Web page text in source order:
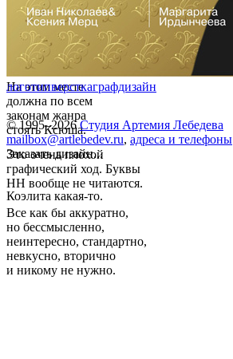
На этом месте
должна по всем
законам жанра
стоять Ксюша.
Это очень плохой
графический ход. Буквы
НН вообще не читаются.
Коэлита какая-то.
Все как бы аккуратно,
но бессмысленно,
неинтересно, стандартно,
невкусно, вторично
и никому не нужно.
логотипверсткаграфдизайн
© 1995–2026 Студия Артемия Лебедева
mailbox@artlebedev.ru, адреса и телефоны
Заказать дизайн...